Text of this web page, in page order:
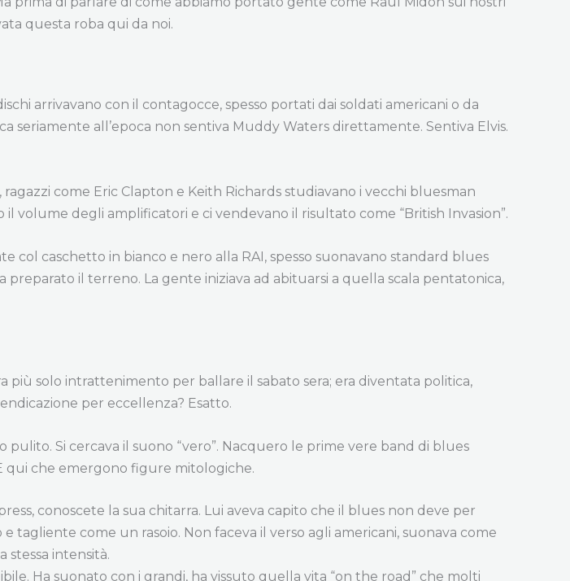
questa roba qui da noi.
arrivavano con il contagocce, spesso portati dai soldati americani o da
seriamente all’epoca non sentiva Muddy Waters direttamente. Sentiva Elvis.
come Eric Clapton e Keith Richards studiavano i vecchi bluesman
volume degli amplificatori e ci vendevano il risultato come “British Invasion”.
col caschetto in bianco e nero alla RAI, spesso suonavano standard blues
il terreno. La gente iniziava ad abituarsi a quella scala pentatonica,
più solo intrattenimento per ballare il sabato sera; era diventata politica,
per eccellenza? Esatto.
Si cercava il suono “vero”. Nacquero le prime vere band di blues
qui che emergono figure mitologiche.
conoscete la sua chitarra. Lui aveva capito che il blues non deve per
tagliente come un rasoio. Non faceva il verso agli americani, suonava come
stessa intensità.
Ha suonato con i grandi, ha vissuto quella vita “on the road” che molti